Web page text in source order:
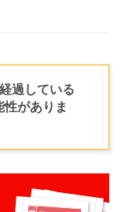
過している
がありま